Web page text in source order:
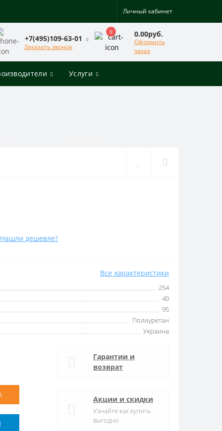
Личный кабинет
+7(495)109-63-01
Заказать звонок
0 0.00руб.
Оформить
заказ
Услуги
Нашли дешевле?
Все характеристики
254
40
95
Полиуретан
Украина
Гарантии и
возврат
Акции и скидки
Узнайте как купить
выгодно